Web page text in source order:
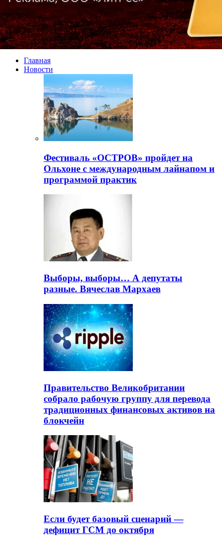
Главная
Новости
Фестиваль «ОСТРОВ» пройдет на
Ольхоне с международным лайнапом и
программой практик
Выборы, выборы… А депутаты
разные. Вячеслав Мархаев
Правительство Великобритании
собрало рабочую группу для перевода
традиционных финансовых активов на
блокчейн
Если будет базовый сценарий —
дефицит ГСМ до октября